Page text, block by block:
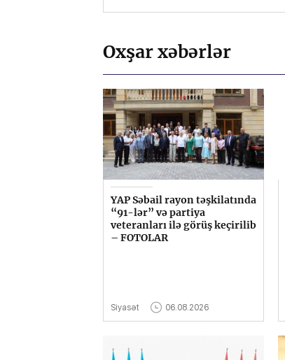
Oxşar xəbərlər
YAP Səbail rayon təşkilatında
“91-lər” və partiya
veteranları ilə görüş keçirilib
– FOTOLAR
Siyasət 06.08.2026